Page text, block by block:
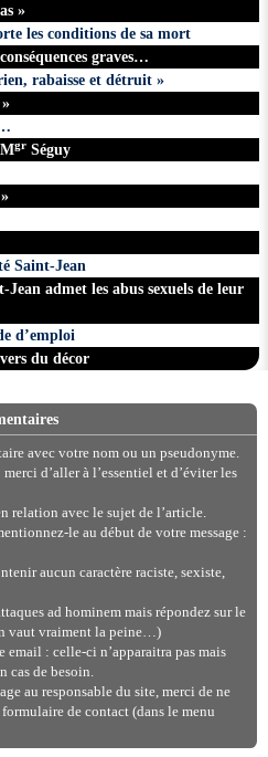
»
les conditions de sa mort
graves…
rabaisse et détruit »
gr Séguy
Saint-Jean
admet les abus sexuels de leur
d’emploi
du décor
avec votre nom ou un pseudonyme.
d’aller à l’essentiel et d’éviter les
relation avec le sujet de l’article.
le au début de votre message :
aucun caractère raciste, sexiste,
ad hominem mais répondez sur le
vaut vraiment la peine…)
email : celle-ci n’apparaitra pas mais
cas de besoin.
au responsable du site, merci de ne
de contact (dans le menu